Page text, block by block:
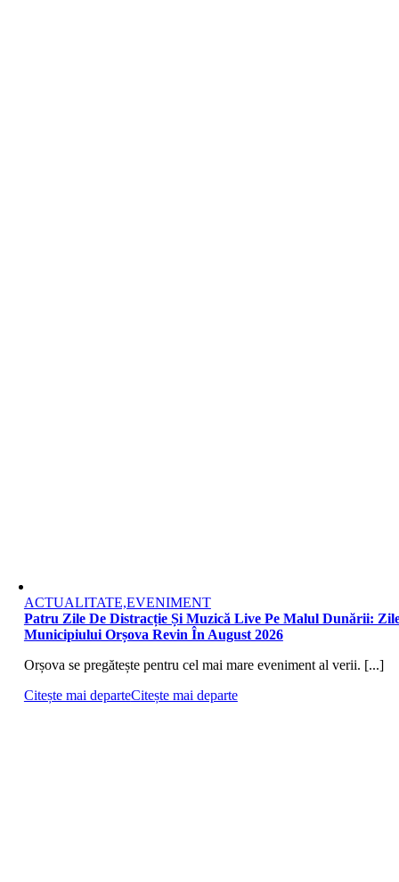
ACTUALITATE,EVENIMENT
Patru Zile De Distracție Și Muzică Live Pe Malul Dunării:
Municipiului Orșova Revin În August 2026
Orșova se pregătește pentru cel mai mare eveniment al verii. [...]
Citește mai departeCitește mai departe